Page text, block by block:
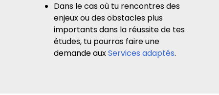
Dans le cas où tu rencontres des
enjeux ou des obstacles plus
importants dans la réussite de tes
études, tu pourras faire une
demande auxServices adaptés.